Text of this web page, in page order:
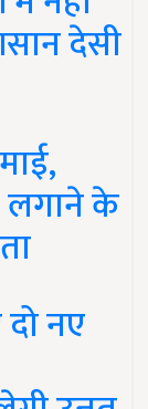
देसी
लगाने के
नए